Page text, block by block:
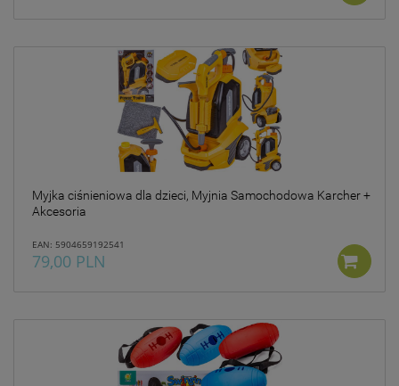
Myjka ciśnieniowa dla dzieci, Myjnia Samochodowa Karcher +
Akcesoria
EAN: 5904659192541
79,00 PLN